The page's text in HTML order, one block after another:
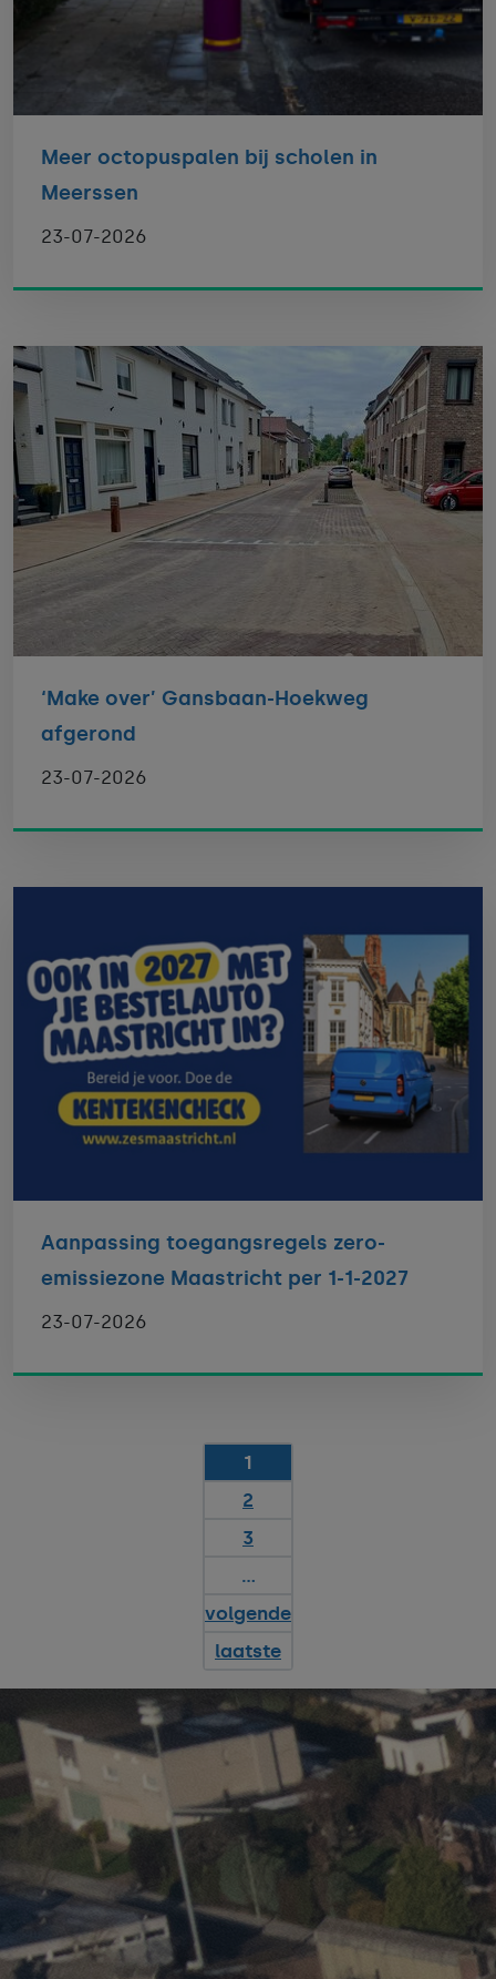
Meer octopuspalen bij scholen in
Meerssen
23-07-2026
‘Make over’ Gansbaan-Hoekweg
afgerond
23-07-2026
Aanpassing toegangsregels zero-
emissiezone Maastricht per 1-1-2027
23-07-2026
1
2
3
…
volgende
laatste